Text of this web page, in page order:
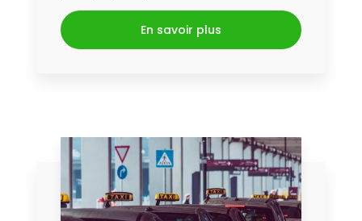
En savoir plus